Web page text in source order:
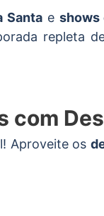
Santae shows
repleta
com
Aproveite os